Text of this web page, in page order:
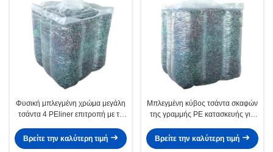
Φυσική μπλεγμένη χρώμα μεγάλη
τσάντα 4 PEliner επιτροπή με το
διαμορφώνεται
Βρείτε την καλύτερη τιμή
Μπλεγμένη κύβος τσάντα σκαφών
της γραμμής PE κατασκευής για
τσιμέντου
Βρείτε την καλύτερη τιμή